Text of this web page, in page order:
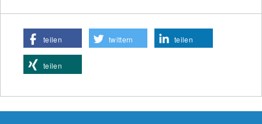
teilen twittern teilen
teilen